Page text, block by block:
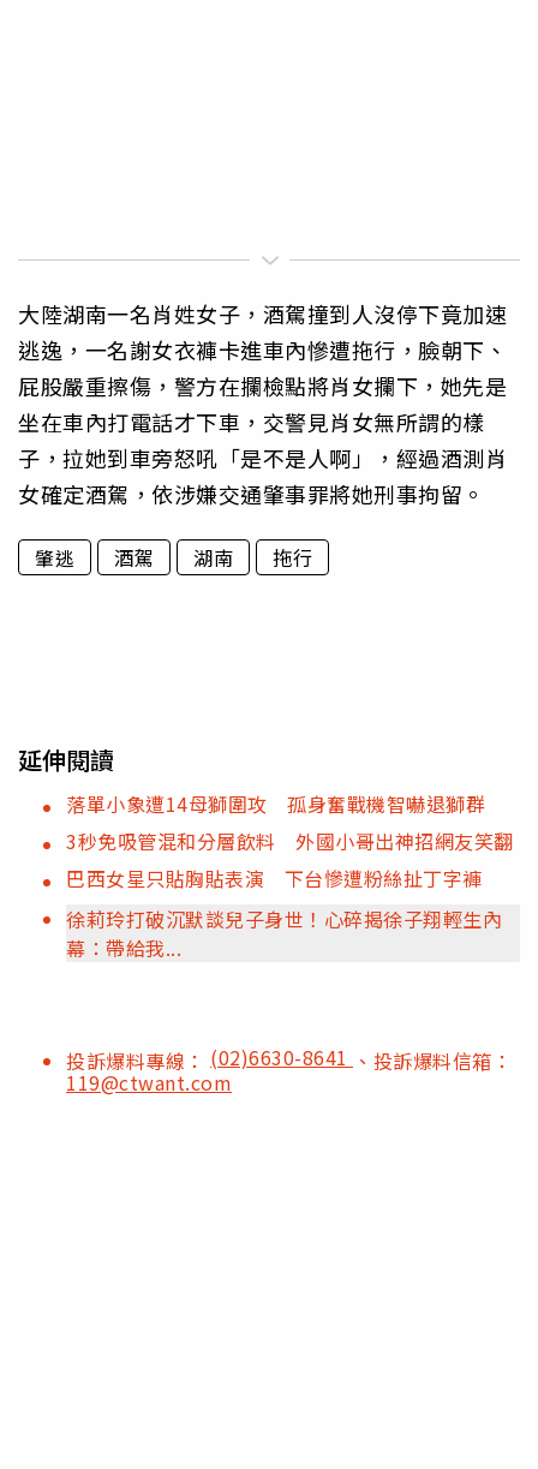
大陸湖南一名肖姓女子，酒駕撞到人沒停下竟加速
逃逸，一名謝女衣褲卡進車內慘遭拖行，臉朝下、
屁股嚴重擦傷，警方在攔檢點將肖女攔下，她先是
坐在車內打電話才下車，交警見肖女無所謂的樣
子，拉她到車旁怒吼「是不是人啊」，經過酒測肖
女確定酒駕，依涉嫌交通肇事罪將她刑事拘留。
肇逃 酒駕 湖南 拖行
延伸閱讀
落單小象遭14母獅圍攻 孤身奮戰機智嚇退獅群
3秒免吸管混和分層飲料 外國小哥出神招網友笑翻
巴西女星只貼胸貼表演 下台慘遭粉絲扯丁字褲
徐莉玲打破沉默談兒子身世！心碎揭徐子翔輕生內
幕：帶給我...
投訴爆料專線： (02)6630-8641 、投訴爆料信箱：
119@ctwant.com